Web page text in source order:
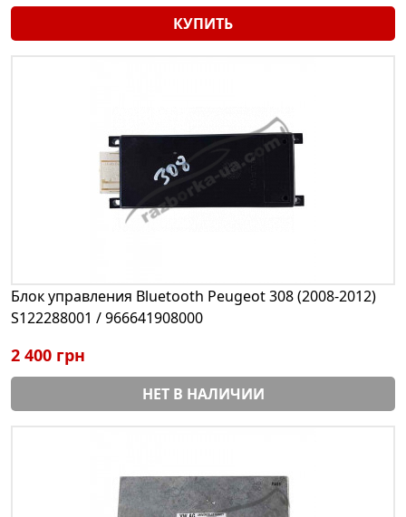
КУПИТЬ
Блок управления Bluetooth Peugeot 308 (2008-2012)
S122288001 / 966641908000
2 400 грн
НЕТ В НАЛИЧИИ